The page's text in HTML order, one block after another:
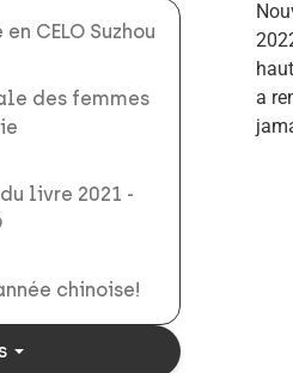
CELO Suzhou
des femmes
livre 2021 -
chinoise!
arrow_drop_down
a